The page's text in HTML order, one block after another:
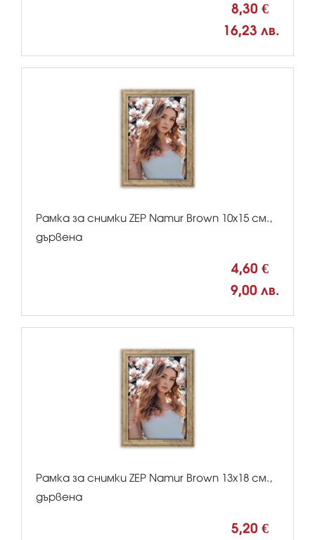
8,30 €
16,23 лв.
Рамка за снимки ZEP Namur Brown 10x15 см.,
дървена
4,60 €
9,00 лв.
Рамка за снимки ZEP Namur Brown 13x18 см.,
дървена
5,20 €